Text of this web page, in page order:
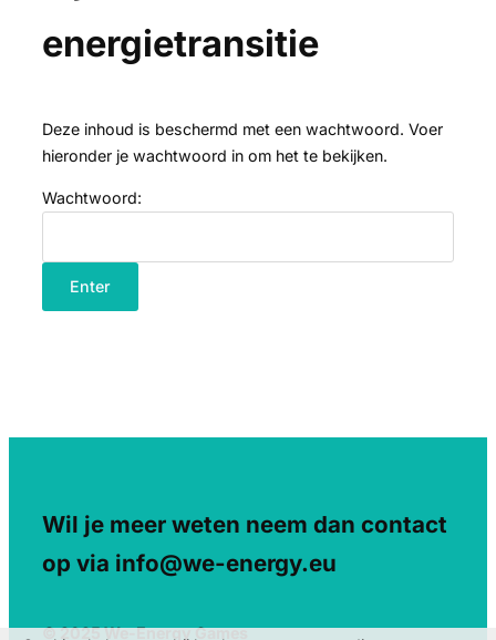
energietransitie
Deze inhoud is beschermd met een wachtwoord. Voer
hieronder je wachtwoord in om het te bekijken.
Wachtwoord:
Wil je meer weten neem dan contact
op via info@we-energy.eu
© 2025 We-Energy Games